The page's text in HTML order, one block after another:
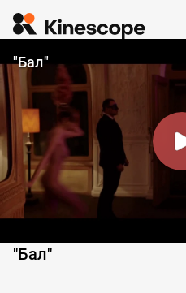
"Бал"
"Бал"